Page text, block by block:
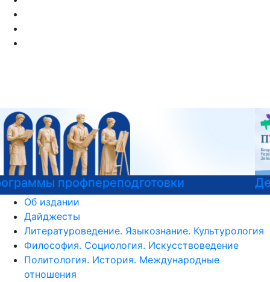
Детали программы
Об издании
Дайджесты
Литературоведение. Языкознание. Культурология
Философия. Социология. Искусствоведение
Политология. История. Международные
отношения